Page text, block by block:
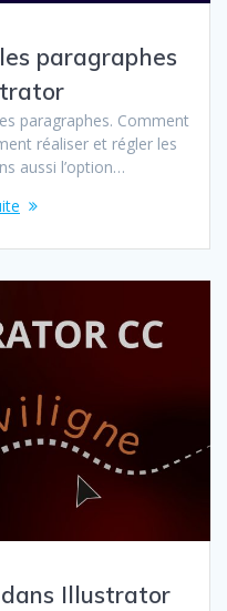
paragraphes
paragraphes. Comment
réaliser et régler les
aussi l’option…
Illustrator